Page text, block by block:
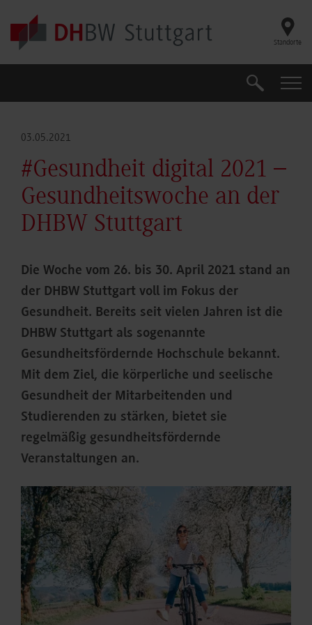
Skip to main content
Standorte
Suche
03.05.2021
#Gesundheit digital 2021 –
Gesundheitswoche an der
DHBW Stuttgart
Die Woche vom 26. bis 30. April 2021 stand an
der DHBW Stuttgart voll im Fokus der
Gesundheit. Bereits seit vielen Jahren ist die
DHBW Stuttgart als sogenannte
Gesundheitsfördernde Hochschule bekannt.
Mit dem Ziel, die körperliche und seelische
Gesundheit der Mitarbeitenden und
Studierenden zu stärken, bietet sie
regelmäßig gesundheitsfördernde
Veranstaltungen an.